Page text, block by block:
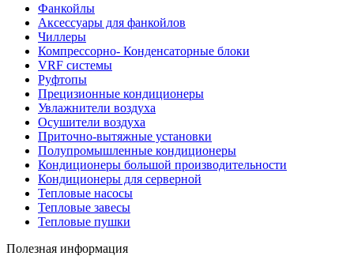
Фанкойлы
Аксессуары для фанкойлов
Чиллеры
Компрессорно- Конденсаторные блоки
VRF системы
Руфтопы
Прецизионные кондиционеры
Увлажнители воздуха
Осушители воздуха
Приточно-вытяжные установки
Полупромышленные кондиционеры
Кондиционеры большой производительности
Кондиционеры для серверной
Тепловые насосы
Тепловые завесы
Тепловые пушки
Полезная информация